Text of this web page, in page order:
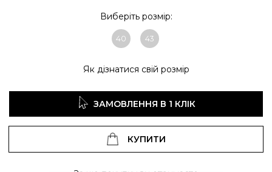
Виберіть розмір:
40 43
Як дізнатися свій розмір
ЗАМОВЛЕННЯ В 1 КЛІК
КУПИТИ